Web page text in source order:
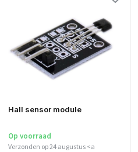
Hall sensor module
Op voorraad
Verzonden op 24 augustus <a